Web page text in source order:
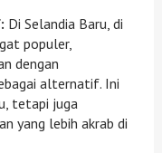
Di Selandia Baru, di
populer,
dengan
alternatif. Ini
tetapi juga
yang lebih akrab di